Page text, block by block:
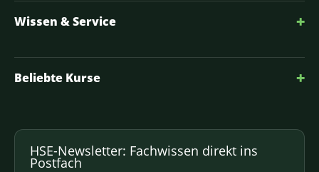
Wissen & Service +
Beliebte Kurse +
HSE-Newsletter: Fachwissen direkt ins
Postfach